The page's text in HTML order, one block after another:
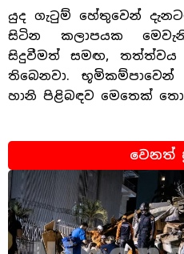
යුද ගැටුම් හේතුවෙන්
සිටින කලාපයක
සිදුවීමත් සමඟ, තත්ත්වය
තිබෙනවා.
හානි පිළිබඳව මෙතෙක්
වෙනත්